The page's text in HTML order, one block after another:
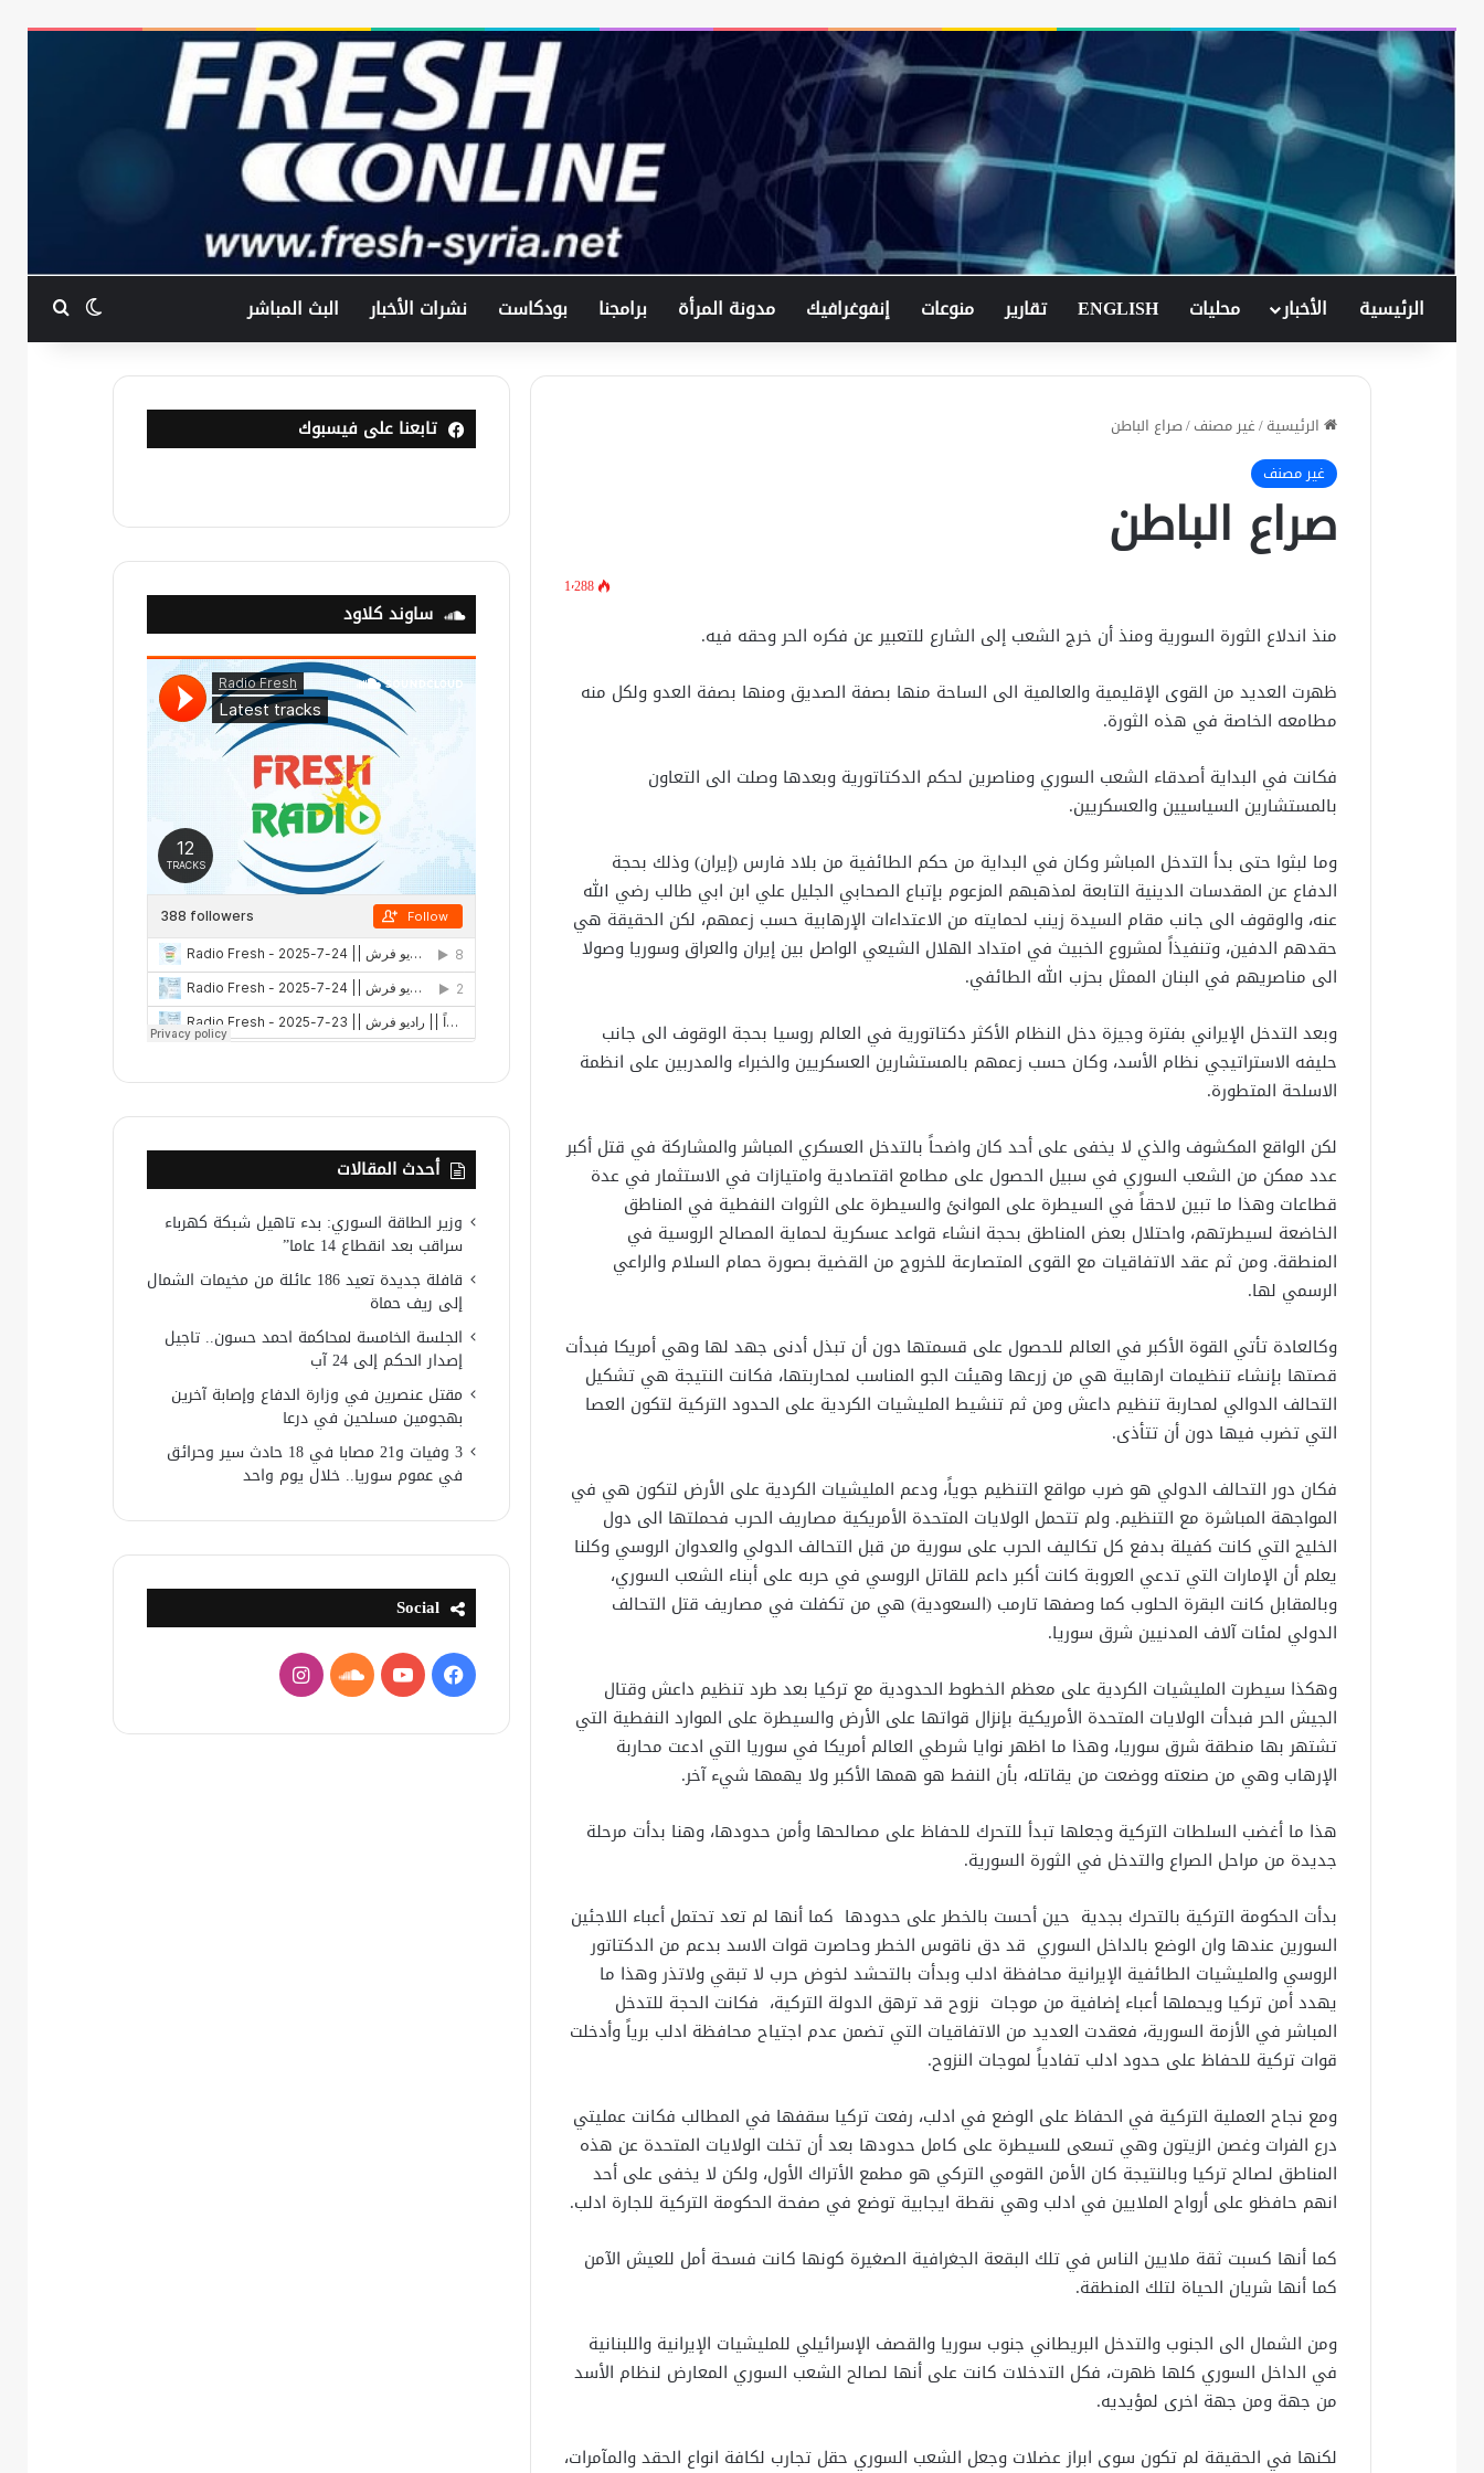
الرئيسية الأخبار محليات ENGLISH تقارير منوعات إنفوغرافيك مدونة المرأة برامجنا بودكاست نشرات الأخبار البث المباشر الوضعبحث
الرئيسية/غير مصنف/صراع الباطن
غير مصنف
صراع الباطن
1٬288
منذ اندلاع الثورة السورية ومنذ أن خرج الشعب إلى الشارع للتعبير عن فكره الحر وحقه فيه.
ظهرت العديد من القوى الإقليمية والعالمية الى الساحة منها بصفة الصديق ومنها بصفة العدو ولكل منه
مطامعه الخاصة في هذه الثورة.
فكانت في البداية أصدقاء الشعب السوري ومناصرين لحكم الدكتاتورية وبعدها وصلت الى التعاون
بالمستشارين السياسيين والعسكريين.
وما لبثوا حتى بدأ التدخل المباشر وكان في البداية من حكم الطائفية من بلاد فارس (إيران) وذلك بحجة
الدفاع عن المقدسات الدينية التابعة لمذهبهم المزعوم بإتباع الصحابي الجليل علي ابن ابي طالب رضي الله
عنه، والوقوف الى جانب مقام السيدة زينب لحمايته من الاعتداءات الإرهابية حسب زعمهم، لكن الحقيقة هي
حقدهم الدفين، وتنفيذاً لمشروع الخبيث في امتداد الهلال الشيعي الواصل بين إيران والعراق وسوريا وصولا
الى مناصريهم في البنان الممثل بحزب الله الطائفي.
وبعد التدخل الإيراني بفترة وجيزة دخل النظام الأكثر دكتاتورية في العالم روسيا بحجة الوقوف الى جانب
حليفه الاستراتيجي نظام الأسد، وكان حسب زعمهم بالمستشارين العسكريين والخبراء والمدربين على انظمة
الاسلحة المتطورة.
لكن الواقع المكشوف والذي لا يخفى على أحد كان واضحاً بالتدخل العسكري المباشر والمشاركة في قتل أكبر
عدد ممكن من الشعب السوري في سبيل الحصول على مطامع اقتصادية وامتيازات في الاستثمار في عدة
قطاعات وهذا ما تبين لاحقاً في السيطرة على الموانئ والسيطرة على الثروات النفطية في المناطق
الخاضعة لسيطرتهم، واحتلال بعض المناطق بحجة انشاء قواعد عسكرية لحماية المصالح الروسية في
المنطقة. ومن ثم عقد الاتفاقيات مع القوى المتصارعة للخروج من القضية بصورة حمام السلام والراعي
الرسمي لها.
وكالعادة تأتي القوة الأكبر في العالم للحصول على قسمتها دون أن تبذل أدنى جهد لها وهي أمريكا فبدأت
قصتها بإنشاء تنظيمات ارهابية هي من زرعها وهيئت الجو المناسب لمحاربتها، فكانت النتيجة هي تشكيل
التحالف الدوالي لمحاربة تنظيم داعش ومن ثم تنشيط المليشيات الكردية على الحدود التركية لتكون العصا
التي تضرب فيها دون أن تتأذى.
فكان دور التحالف الدولي هو ضرب مواقع التنظيم جوياً، ودعم المليشيات الكردية على الأرض لتكون هي في
المواجهة المباشرة مع التنظيم. ولم تتحمل الولايات المتحدة الأمريكية مصاريف الحرب فحملتها الى دول
الخليج التي كانت كفيلة بدفع كل تكاليف الحرب على سورية من قبل التحالف الدولي والعدوان الروسي وكلنا
يعلم أن الإمارات التي تدعي العروبة كانت أكبر داعم للقاتل الروسي في حربه على أبناء الشعب السوري،
وبالمقابل كانت البقرة الحلوب كما وصفها تارمب (السعودية) هي من تكفلت في مصاريف قتل التحالف
الدولي لمئات آلاف المدنيين شرق سوريا.
وهكذا سيطرت المليشيات الكردية على معظم الخطوط الحدودية مع تركيا بعد طرد تنظيم داعش وقتال
الجيش الحر فبدأت الولايات المتحدة الأمريكية بإنزال قواتها على الأرض والسيطرة على الموارد النفطية التي
تشتهر بها منطقة شرق سوريا، وهذا ما اظهر نوايا شرطي العالم أمريكا في سوريا التي ادعت محاربة
الإرهاب وهي من صنعته ووضعت من يقاتله، بأن النفط هو همها الأكبر ولا يهمها شيء آخر.
هذا ما أغضب السلطات التركية وجعلها تبدأ للتحرك للحفاظ على مصالحها وأمن حدودها، وهنا بدأت مرحلة
جديدة من مراحل الصراع والتدخل في الثورة السورية.
بدأت الحكومة التركية بالتحرك بجدية حين أحست بالخطر على حدودها كما أنها لم تعد تحتمل أعباء اللاجئين
السورين عندها وان الوضع بالداخل السوري قد دق ناقوس الخطر وحاصرت قوات الاسد بدعم من الدكتاتور
الروسي والمليشيات الطائفية الإيرانية محافظة ادلب وبدأت بالتحشد لخوض حرب لا تبقي ولاتذر وهذا ما
يهدد أمن تركيا ويحملها أعباء إضافية من موجات نزوح قد ترهق الدولة التركية، فكانت الحجة للتدخل
المباشر في الأزمة السورية، فعقدت العديد من الاتفاقيات التي تضمن عدم اجتياح محافظة ادلب برياً وأدخلت
قوات تركية للحفاظ على حدود ادلب تفادياً لموجات النزوح.
ومع نجاح العملية التركية في الحفاظ على الوضع في ادلب، رفعت تركيا سقفها في المطالب فكانت عمليتي
درع الفرات وغصن الزيتون وهي تسعى للسيطرة على كامل حدودها بعد أن تخلت الولايات المتحدة عن هذه
المناطق لصالح تركيا وبالنتيجة كان الأمن القومي التركي هو مطمع الأتراك الأول، ولكن لا يخفى على أحد
انهم حافظو على أرواح الملايين في ادلب وهي نقطة ايجابية توضع في صفحة الحكومة التركية للجارة ادلب.
كما أنها كسبت ثقة ملايين الناس في تلك البقعة الجغرافية الصغيرة كونها كانت فسحة أمل للعيش الآمن
كما أنها شريان الحياة لتلك المنطقة.
ومن الشمال الى الجنوب والتدخل البريطاني جنوب سوريا والقصف الإسرائيلي للمليشيات الإيرانية واللبنانية
في الداخل السوري كلها ظهرت، فكل التدخلات كانت على أنها لصالح الشعب السوري المعارض لنظام الأسد
من جهة ومن جهة اخرى لمؤيديه.
لكنها في الحقيقة لم تكون سوى ابراز عضلات وجعل الشعب السوري حقل تجارب لكافة انواع الحقد والمآمرات،
بحضور شخصيّات مهمّة .. وزارة النقل
السوريّة تعقد اجتماعها السنويّ في
دمشق
الدفاع المدني ينفي الأخبار المتداولة
البيت الأبيض: الرئيس دولاند ترامب غير
راض عن الضربات الإسرائيلية على سوريا
بحضور الدالتي وشاهر عمران ..انطلاق
تابعنا على فيسبوك
ساوند كلاود
أحدث المقالات
وزير الطاقة السوري: بدء تاهيل شبكة كهرباء
سراقب بعد انقطاع 14 عاما”
قافلة جديدة تعيد 186 عائلة من مخيمات الشمال
إلى ريف حماة
الجلسة الخامسة لمحاكمة احمد حسون.. تاجيل
إصدار الحكم إلى 24 آب
مقتل عنصرين في وزارة الدفاع وإصابة آخرين
بهجومين مسلحين في درعا
3 وفيات و21 مصابا في 18 حادث سير وحرائق
في عموم سوريا.. خلال يوم واحد
Social
فيسبوكيوتيوبساوندانستقرام